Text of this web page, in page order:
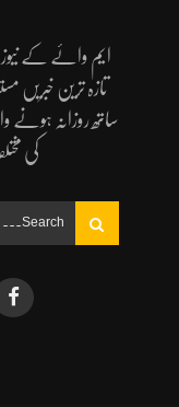
ایم وائے کے
تازہ ترین خبریں
ساتھ روزانہ ہونے
کی